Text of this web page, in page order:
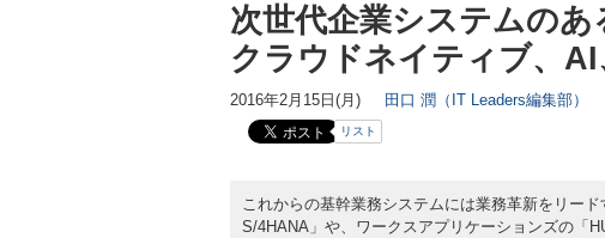
次世代企業システムのあ
クラウドネイティブ、
2016年2月15日(月) 田口 潤（IT Leaders編集部）
リスト
これからの基幹業務システムには業務革新をリー
S/4HANA」や、ワークスアプリケーションズの「